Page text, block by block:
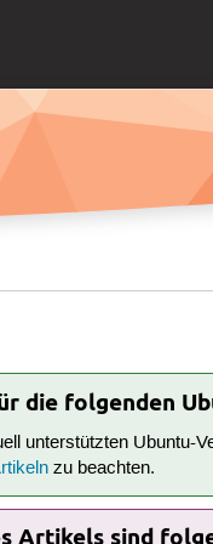
die folgenden
unterstützten Ubuntu-
zu beachten.
Artikels sind